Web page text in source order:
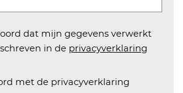
dat mijn gegevens verwerkt
in de privacyverklaring
met de privacyverklaring